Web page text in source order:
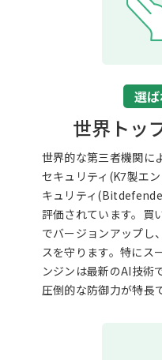
選
世界トッ
世界的な第三者機関に
セキュリティ(K7製エ
キュリティ
評価されています。買
でバージョンアップし
スを守ります。特にス
ンジンは最新のAI技術
圧倒的な防御力が特長